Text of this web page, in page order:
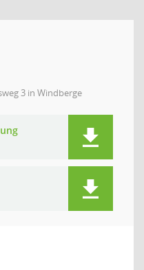
3 in Windberge